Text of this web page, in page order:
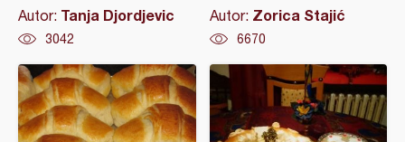
Autor: Tanja Djordjevic
3042
Autor: Zorica Stajić
6670